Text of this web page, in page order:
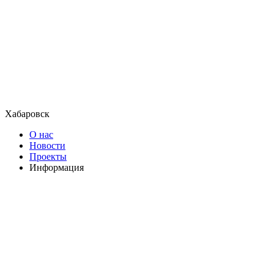
Хабаровск
О нас
Новости
Проекты
Информация